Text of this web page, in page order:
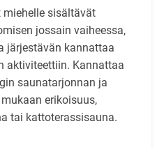
sisältävät
jossain vaiheessa,
järjestävän kannattaa
aktiviteettiin. Kannattaa
saunatarjonnan ja
erikoisuus,
tai kattoterassisauna.